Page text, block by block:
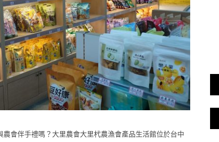
會伴手禮嗎？大里農會大里杙農漁會產品生活館位於台中